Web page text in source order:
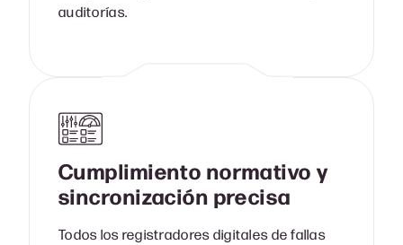
auditorías.
Cumplimiento normativo y
sincronización precisa
Todos los registradores digitales de fallas